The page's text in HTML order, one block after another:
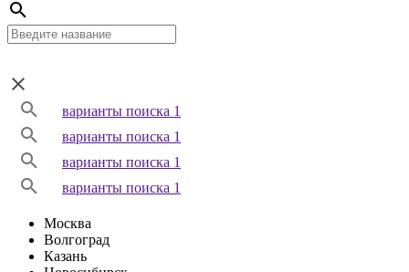
варианты поиска 1
варианты поиска 1
варианты поиска 1
варианты поиска 1
Москва
Волгоград
Казань